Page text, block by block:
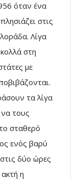
όταν ένα
στις
Λίγα
στη
με
τα λίγα
τους
σταθερό
ενός βαρύ
δύο ώρες
η